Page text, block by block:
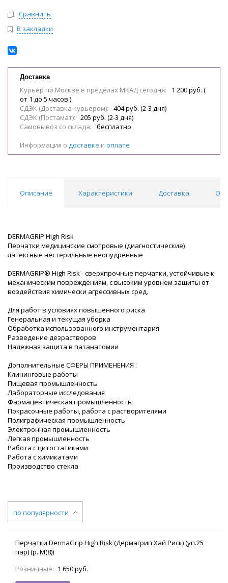
Сравнить
В закладки
Доставка
Курьер по Москве в пределах МКАД сегодня:
1 200 руб. (
от 1 до 5 часов )
СДЭК (Доставка курьером):
404 руб. (2-3 дня)
СДЭК (Постамат):
205 руб. (2-3 дня)
Самовывоз со склада:
бесплатно
Информация о доставке и оплате
Описание Характеристики Доставка
DERMAGRIP High Risk
Перчатки медицинские смотровые (диагностические)
латексные нестерильные неопудренные
DERMAGRIP® High Risk - сверхпрочные перчатки, устойчивые к
механическим повреждениям, с высоким уровнем защиты от
воздействия химически агрессивных сред.
Для работ в условиях повышенного риска
Генеральная и текущая уборка
Обработка использованного инструментария
Разведение дезрастворов
Надежная защита в патанатомии
Дополнительные СФЕРЫ ПРИМЕНЕНИЯ :
Клининговые работы
Пищевая промышленность
Лабораторные исследования
Фармацевтическая промышленность
Покрасочные работы, работа с растворителями
Полиграфическая промышленность
Электронная промышленность
Легкая промышленность
Работа с цитостатиками
Работа с химикатами
Производство стекла
по популярности
Перчатки DermaGrip High Risk (Дермагрип Хай Риск) (уп.25
пар) (р. M(8))
Розничные: 1 650 руб.